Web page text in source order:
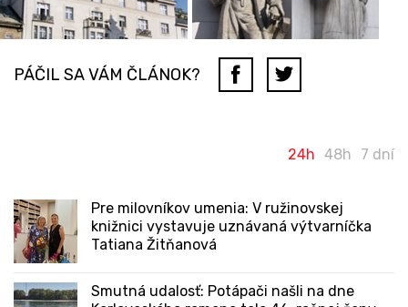
PÁČIL SA VÁM ČLÁNOK?
24h 48h 7 dní
Pre milovníkov umenia: V ružinovskej
knižnici vystavuje uznávaná výtvarníčka
Tatiana Žitňanová
Smutná udalosť: Potápači našli na dne